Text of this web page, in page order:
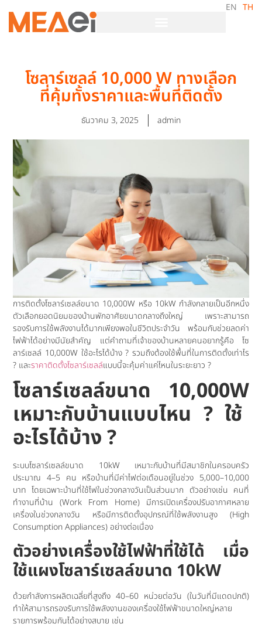
EN TH
โซลาร์เซลล์ 10,000 W ทางเลือก
ที่คุ้มทั้งราคาและพื้นที่ติดตั้ง
ธันวาคม 3, 2025 admin
การติดตั้งโซลาร์เซลล์ขนาด 10,000W หรือ 10kW กำลังกลายเป็นอีกหนึ่ง
ตัวเลือกยอดนิยมของบ้านพักอาศัยขนาดกลางถึงใหญ่ เพราะสามารถ
รองรับการใช้พลังงานได้มากเพียงพอในชีวิตประจำวัน พร้อมกับช่วยลดค่า
ไฟฟ้าได้อย่างมีนัยสำคัญ แต่คำถามที่เจ้าของบ้านหลายคนอยากรู้คือ โซ
ลาร์เซลล์ 10,000W ใช้อะไรได้บ้าง ? รวมถึงต้องใช้พื้นที่ในการติดตั้งเท่าไร
? และราคาติดตั้งโซลาร์เซลล์แบบนี้จะคุ้มค่าแค่ไหนในระยะยาว ?
โซลาร์เซลล์ขนาด 10,000W
เหมาะกับบ้านแบบไหน ?ใช้
อะไรได้บ้าง?
ระบบโซลาร์เซลล์ขนาด 10kW เหมาะกับบ้านที่มีสมาชิกในครอบครัว
ประมาณ 4–5 คน หรือบ้านที่มีค่าไฟต่อเดือนอยู่ในช่วง 5,000–10,000
บาท โดยเฉพาะบ้านที่ใช้ไฟในช่วงกลางวันเป็นส่วนมาก ตัวอย่างเช่น คนที่
ทำงานที่บ้าน (Work From Home) มีการเปิดเครื่องปรับอากาศหลาย
เครื่องในช่วงกลางวัน หรือมีการติดตั้งอุปกรณ์ที่ใช้พลังงานสูง (High
Consumption Appliances) อย่างต่อเนื่อง
ตัวอย่างเครื่องใช้ไฟฟ้าที่ใช้ได้ เมื่อ
ใช้แผงโซลาร์เซลล์ขนาด 10kW
ด้วยกำลังการผลิตเฉลี่ยที่สูงถึง 40–60 หน่วยต่อวัน (ในวันที่มีแดดปกติ)
ทำให้สามารถรองรับการใช้พลังงานของเครื่องใช้ไฟฟ้าขนาดใหญ่หลาย
รายการพร้อมกันได้อย่างสบาย เช่น